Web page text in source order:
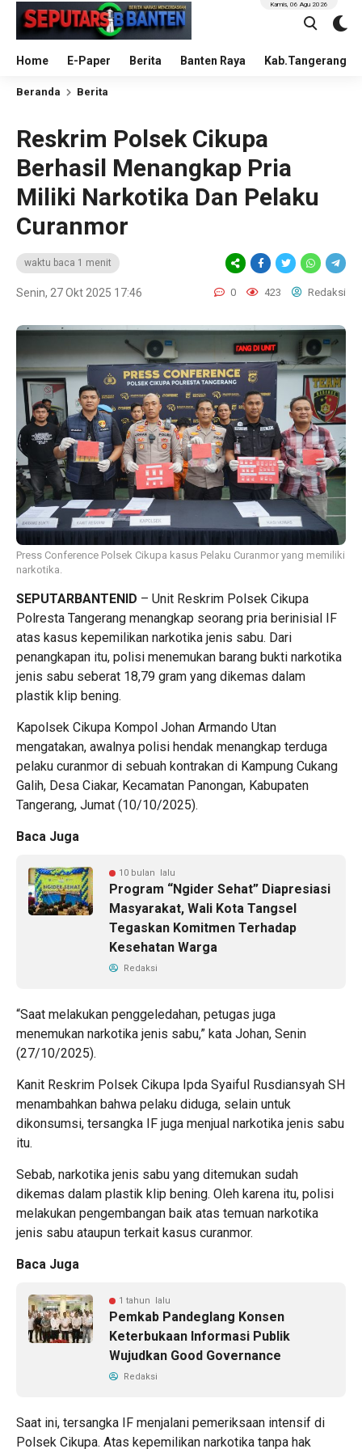
Home E-Paper Berita Banten Raya Kab.Tangerang
Kamis, 06 Agu 2026
Beranda Berita
Reskrim Polsek Cikupa
Berhasil Menangkap Pria
Miliki Narkotika Dan Pelaku
Curanmor
waktu baca 1 menit
Senin, 27 Okt 2025 17:46 0 423 Redaksi
Press Conference Polsek Cikupa kasus Pelaku Curanmor yang memiliki
narkotika.
SEPUTARBANTENID – Unit Reskrim Polsek Cikupa
Polresta Tangerang menangkap seorang pria berinisial IF
atas kasus kepemilikan narkotika jenis sabu. Dari
penangkapan itu, polisi menemukan barang bukti narkotika
jenis sabu seberat 18,79 gram yang dikemas dalam
plastik klip bening.
Kapolsek Cikupa Kompol Johan Armando Utan
mengatakan, awalnya polisi hendak menangkap terduga
pelaku curanmor di sebuah kontrakan di Kampung Cukang
Galih, Desa Ciakar, Kecamatan Panongan, Kabupaten
Tangerang, Jumat (10/10/2025).
Baca Juga
10 bulan lalu
Program “Ngider Sehat” Diapresiasi
Masyarakat, Wali Kota Tangsel
Tegaskan Komitmen Terhadap
Kesehatan Warga
Redaksi
“Saat melakukan penggeledahan, petugas juga
menemukan narkotika jenis sabu,” kata Johan, Senin
(27/10/2025).
Kanit Reskrim Polsek Cikupa Ipda Syaiful Rusdiansyah SH
menambahkan bahwa pelaku diduga, selain untuk
dikonsumsi, tersangka IF juga menjual narkotika jenis sabu
itu.
Sebab, narkotika jenis sabu yang ditemukan sudah
dikemas dalam plastik klip bening. Oleh karena itu, polisi
melakukan pengembangan baik atas temuan narkotika
jenis sabu ataupun terkait kasus curanmor.
Baca Juga
1 tahun lalu
Pemkab Pandeglang Konsen
Keterbukaan Informasi Publik
Wujudkan Good Governance
Redaksi
Saat ini, tersangka IF menjalani pemeriksaan intensif di
Polsek Cikupa. Atas kepemilikan narkotika tanpa hak